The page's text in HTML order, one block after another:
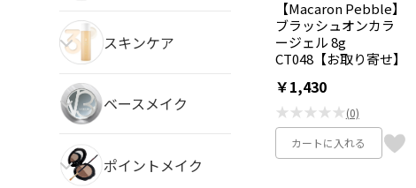
スキンケア
ベースメイク
ポイントメイク
【Macaron Pebble】
ブラッシュオンカラ
ージェル 8g
CT048【お取り寄せ】
￥1,430
★★★★★(0)
カートに入れる